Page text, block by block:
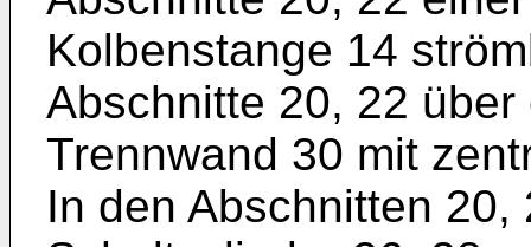
Kolbenstange 14
Abschnitte 20, 22
Trennwand 30 mit
In den Abschnitten